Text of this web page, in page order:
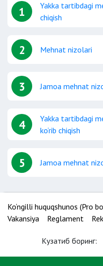
1
Yakka tartibdagi
chiqish
2 Mehnat nizolari
3 Jamoa mehnat
4
Yakka tartibdagi
ko‘rib chiqish
5 Jamoa mehnat
Ko‘ngilli huquqshunos (Pro
Vakansiya
Reglament
Кузатиб боринг: